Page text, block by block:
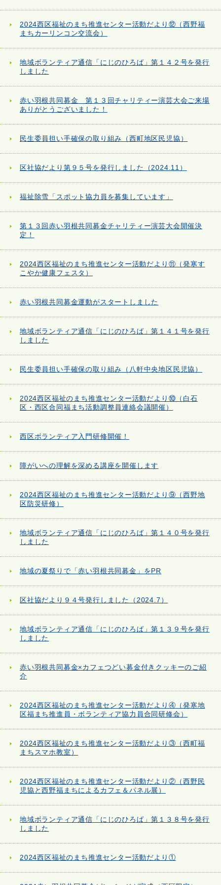
2024西区福祉のまち推進センター活動だより⑫（西野福
まちカーリンコン交流会）
地域ボランティア通信「にじのひろば」第１４２号を発行
しました
赤い羽根共同募金 第１３回チャリティー演芸大会ご来場
ありがとうございました！
民生委員担い手確保の取り組み（西町地区民児協）
区社協だより第９５号を発行しました（2024.11）
福祉除雪「スポット協力員を募集しています」
第１３回赤い羽根共同募金チャリティー演芸大会開催決
定！
2024西区福祉のまち推進センター活動だより⑪（発寒す
こやか健康フェスタ）
赤い羽根共同募金運動がスタートしました
地域ボランティア通信「にじのひろば」第１４１号を発行
しました
民生委員担い手確保の取り組み（八軒中央地区民児協）
2024西区福祉のまち推進センター活動だより⑩（白石
区・西区合同福まち活動調整員連絡会議開催）
西区ボランティア入門研修開催！
障がいへの理解を深める講座を開催します
2024西区福祉のまち推進センター活動だより⑨（西野地
区防災研修）
地域ボランティア通信「にじのひろば」第１４０号を発行
しました
地域の夏祭りで「赤い羽根共同募金」をPR
区社協だより９４号発行しました（2024.7）
地域ボランティア通信「にじのひろば」第１３９号を発行
しました
赤い羽根共同募金×カフェつどい募金付きクッキーのご紹
介
2024西区福祉のまち推進センター活動だより④（発寒地
区福まち推進員・ボランティア協力員合同研修会）
2024西区福祉のまち推進センター活動だより③（西町福
まちスマホ教室）
2024西区福祉のまち推進センター活動だより②（西野民
児協と西野福まちによるカフェ＆パネル展）
地域ボランティア通信「にじのひろば」第１３８号を発行
しました
2024西区福祉のまち推進センター活動だより①